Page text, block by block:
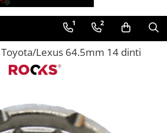
1 2
Lexus 64.5mm 14 dinti